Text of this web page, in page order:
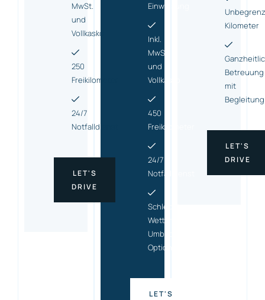
MwSt.
und
Vollkasko
250
Freikilometer
24/7
Notfalldienst
LET'S
DRIVE
Einweisung
Inkl.
MwSt.
und
Vollkasko
450
Freikilometer
24/7
Notfalldienst
Schlecht-
Wetter-
Umbuchungs
Option
LET'S
Kilometer
Betreuung
mit
Begleitung
LET'S
DRIVE